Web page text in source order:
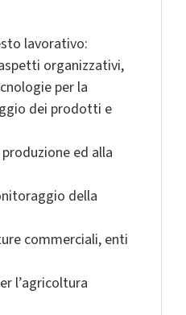
lavorativo:
organizzativi,
per la
dei prodotti e
ed alla
della
commerciali, enti
l’agricoltura